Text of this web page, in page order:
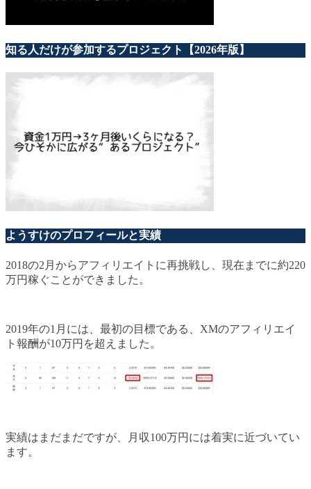
知る人だけが参加するプロジェクト【2026年版】
ようすけのプロフィールと実績
2018の2月からアフィリエイトに再挑戦し、現在までに約220
万円稼ぐことができました。
2019年の1月には、最初の目標である、XMのアフィリエイ
ト報酬が10万円を超えました。
実績はまだまだですが、月収100万円には着実に近づいてい
ます。